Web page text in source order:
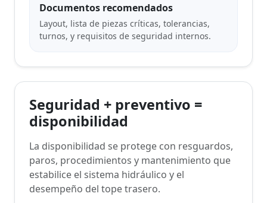
Documentos recomendados
Layout, lista de piezas críticas, tolerancias,
turnos, y requisitos de seguridad internos.
Seguridad + preventivo =
disponibilidad
La disponibilidad se protege con resguardos,
paros, procedimientos y mantenimiento que
estabilice el sistema hidráulico y el
desempeño del tope trasero.